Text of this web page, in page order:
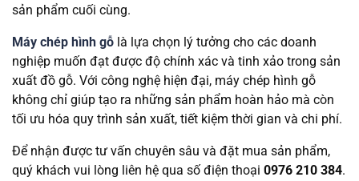
sản phẩm cuối cùng.
Máy chép hình gỗ là lựa chọn lý tưởng cho các doanh
nghiệp muốn đạt được độ chính xác và tinh xảo trong sản
xuất đồ gỗ. Với công nghệ hiện đại, máy chép hình gỗ
không chỉ giúp tạo ra những sản phẩm hoàn hảo mà còn
tối ưu hóa quy trình sản xuất, tiết kiệm thời gian và chi phí.
Để nhận được tư vấn chuyên sâu và đặt mua sản phẩm,
quý khách vui lòng liên hệ qua số điện thoại 0976 210 384.